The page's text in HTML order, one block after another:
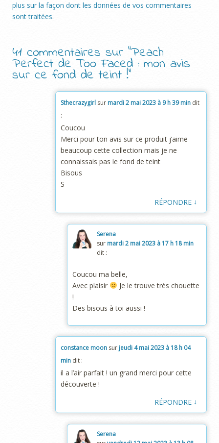
plus sur la façon dont les données de vos commentaires
sont traitées.
41 commentaires sur “Peach
Perfect de Too Faced : mon avis
sur ce fond de teint !”
Sthecrazygirl sur mardi 2 mai 2023 à 9 h 39 min dit
:
Coucou
Merci pour ton avis sur ce produit j’aime
beaucoup cette collection mais je ne
connaissais pas le fond de teint
Bisous
S
RÉPONDRE ↓
Serena
sur mardi 2 mai 2023 à 17 h 18 min
dit :
Coucou ma belle,
Avec plaisir
Je le trouve très chouette
!
Des bisous à toi aussi !
constance moon sur jeudi 4 mai 2023 à 18 h 04
min dit :
il a l’air parfait ! un grand merci pour cette
découverte !
RÉPONDRE ↓
Serena